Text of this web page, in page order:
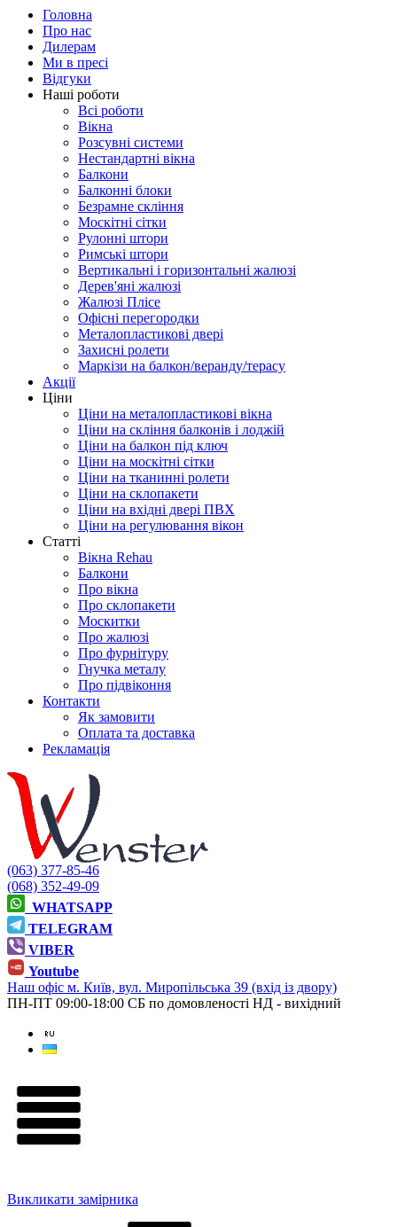
Головна
Про нас
Дилерам
Ми в пресі
Відгуки
Наші роботи
Всі роботи
Вікна
Розсувні системи
Нестандартні вікна
Балкони
Балконні блоки
Безрамне скління
Москітні сітки
Рулонні штори
Римські штори
Вертикальні і горизонтальні жалюзі
Дерев'яні жалюзі
Жалюзі Плісе
Офісні перегородки
Металопластикові двері
Захисні ролети
Маркізи на балкон/веранду/терасу
Акції
Ціни
Ціни на металопластикові вікна
Ціни на скління балконів і лоджій
Ціни на балкон під ключ
Ціни на москітні сітки
Ціни на тканинні ролети
Ціни на склопакети
Ціни на вхідні двері ПВХ
Ціни на регулювання вікон
Cтатті
Вікна Rehau
Балкони
Про вікна
Про склопакети
Москитки
Про жалюзі
Про фурнітуру
Гнучка металу
Про підвіконня
Контакти
Як замовити
Оплата та доставка
Рекламація
(063) 377-85-46
(068) 352-49-09
WHATSAPP
TELEGRAM
VIBER
Youtube
Наш офіс м. Київ, вул. Миропільська 39 (вхід із двору)
ПН-ПТ 09:00-18:00 СБ по домовленості НД - вихідний
Викликати замірника